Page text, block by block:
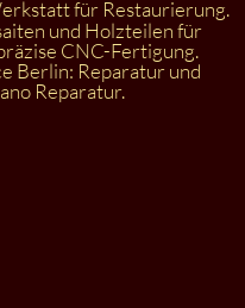
für Restaurierung.
und Holzteilen für
CNC-Fertigung.
Berlin: Reparatur und
Reparatur.